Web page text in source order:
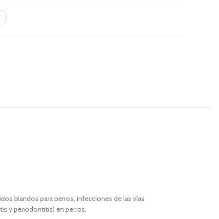
blandos para perros, infecciones de las vías
y periodontitis) en perros.